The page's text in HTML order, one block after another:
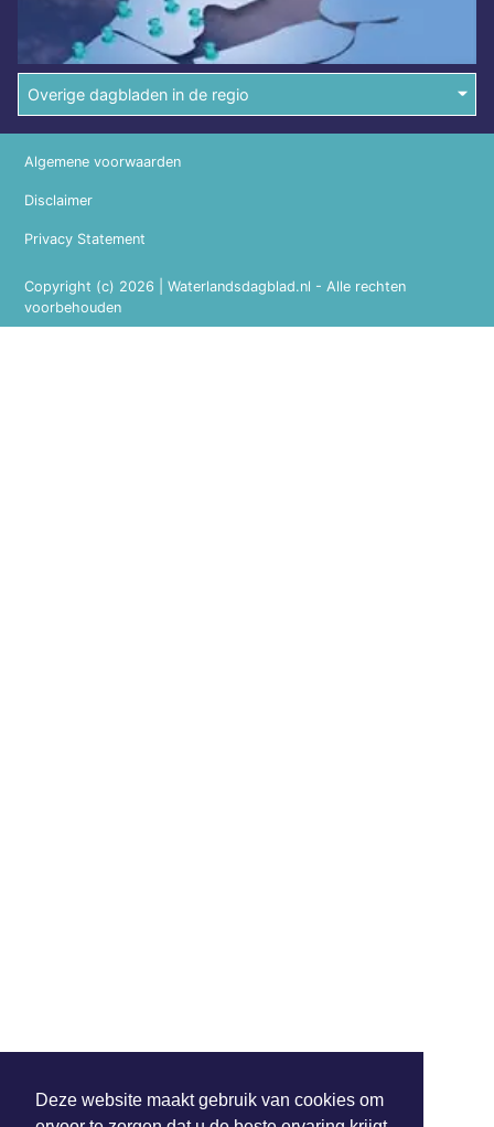
Deze website maakt gebruik van cookies om
Overige dagbladen in de regio
Copyright (c) 2026 | Waterlandsdagblad.nl - Alle rechten
voorbehouden
Algemene voorwaarden
Disclaimer
Privacy Statement